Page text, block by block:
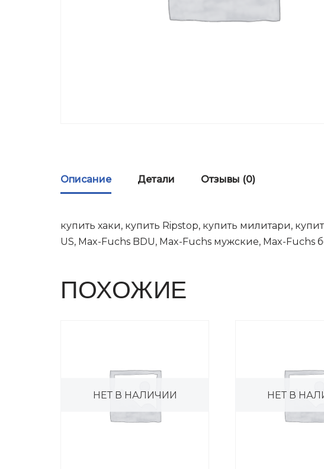
Описание Детали Отзывы (0)
купить хаки, купить Ripstop, купить милитари,
US, Max-Fuchs BDU, Max-Fuchs мужские, Max-
ПОХОЖИЕ
НЕТ В НАЛИЧИИ НЕТ В